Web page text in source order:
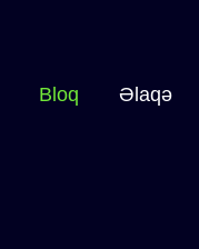
Bloq Əlaqə